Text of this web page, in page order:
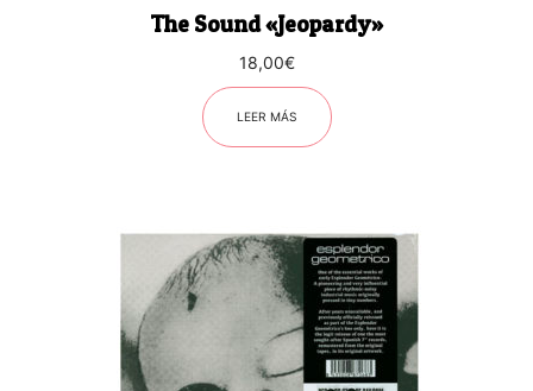
The Sound «Jeopardy»
18,00€
LEER MÁS